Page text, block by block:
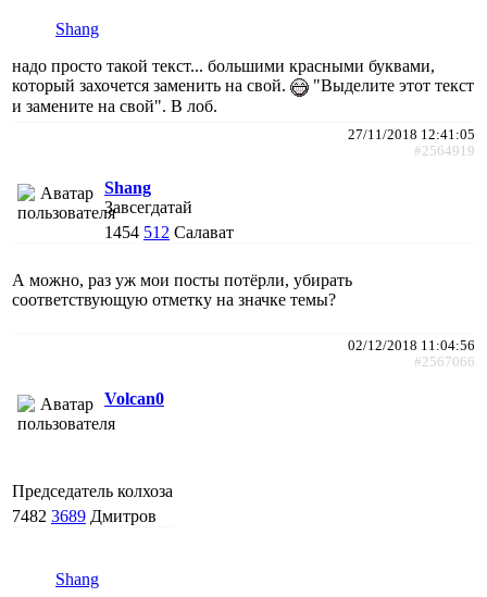
Shang
надо просто такой текст... большими красными буквами,
который захочется заменить на свой.
"Выделите этот текст
и замените на свой". В лоб.
27/11/2018 12:41:05
#2564919
Shang
Завсегдатай
1454 512 Салават
А можно, раз уж мои посты потёрли, убирать
соответствующую отметку на значке темы?
02/12/2018 11:04:56
#2567066
Volcan0
Председатель колхоза
7482 3689 Дмитров
Shang